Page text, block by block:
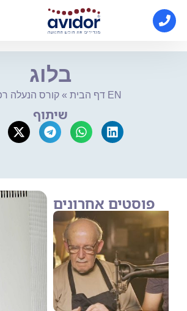
בלוג
דף הבית » קורס הנעלה רפואית EN
שיתוף
פוסטים אחרונים